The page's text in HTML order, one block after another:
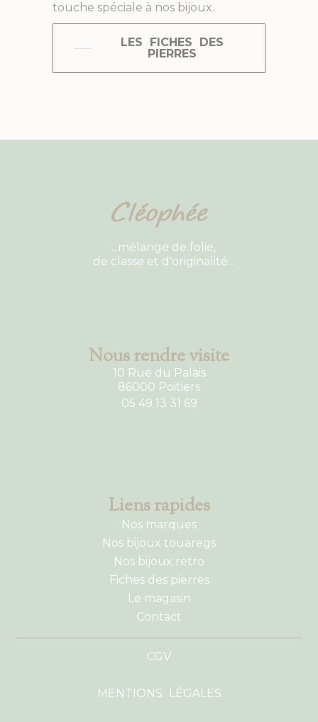
touche spéciale à nos bijoux.
LES FICHES DES
PIERRES
...mélange de folie,
de classe et d'originalité...
Nous rendre visite
10 Rue du Palais
86000 Poitiers
05 49 13 31 69
Liens rapides
Nos marques
Nos bijoux touaregs
Nos bijoux retro
Fiches des pierres
Le magasin
Contact
CGV
MENTIONS LÉGALES